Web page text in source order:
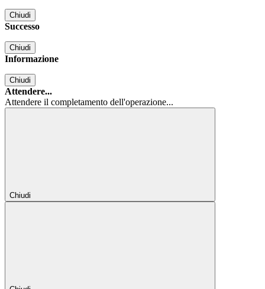
Chiudi
Successo
Chiudi
Informazione
Chiudi
Attendere...
Attendere il completamento dell'operazione...
Chiudi